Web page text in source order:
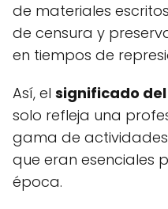
de materiales
de censura y
en tiempos de
Así, el significado
solo refleja una
gama de
que eran esenciales
época.